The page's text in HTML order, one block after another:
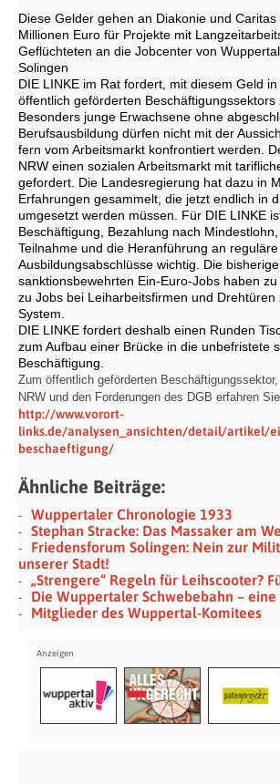
Diese Gelder gehen an Diakonie und
Millionen Euro für Projekte mit
Geflüchteten an die Jobcenter von
Solingen
DIE LINKE im Rat fordert, mit diesem Geld
öffentlich geförderten Beschäftigungssektors
Besonders junge Erwachsene ohne
Berufsausbildung dürfen nicht mit der
fern vom Arbeitsmarkt konfrontiert werden.
NRW einen sozialen Arbeitsmarkt mit
gefordert. Die Landesregierung hat dazu in
Erfahrungen gesammelt, die jetzt endlich in
umgesetzt werden müssen. Für DIE LINKE
Beschäftigung, Bezahlung nach
Teilnahme und die Heranführung an reguläre
Ausbildungsabschlüsse wichtig. Die
sanktionsbewehrten Ein-Euro-Jobs haben
zu Jobs bei Leiharbeitsfirmen und Drehtüren
System.
DIE LINKE fordert deshalb einen Runden
zum Aufbau einer Brücke in die unbefristete
Beschäftigung.
Zum öffentlich geförderten
NRW und den Forderungen des DGB erfahren
http://www.vorort-
links.de/analysen_ansichten/detail/artikel/
beschaeftigung/
Ähnliche Beiträge:
Wuppertaler Chronologie 1933
Stephan Stracke: Das Massaker am
Friedensforum Solingen: Nein zur
unserer Stadt!
„Strengere“ Regeln für Leihscooter?
Die Wuppertaler Schwebebahn – eine
Mitglieder des Wuppertal-Komitees